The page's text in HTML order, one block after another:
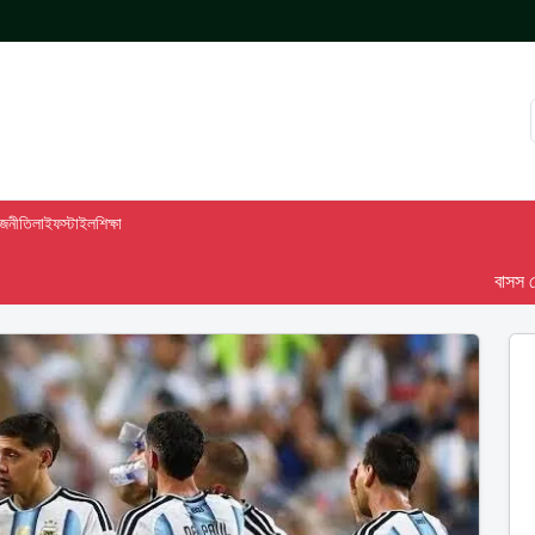
লাইফস্টাইলশিক্ষা
বাসস দেশ-